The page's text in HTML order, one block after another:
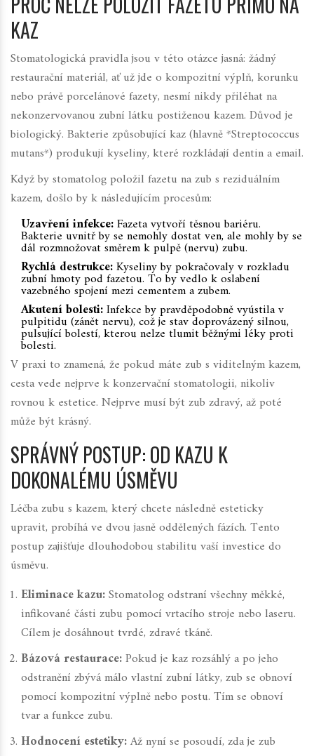
KAZ
Stomatologická pravidla jsou v této otázce jasná: žádný
restaurační materiál, ať už jde o kompozitní výplň, korunku
nebo právěporcelánové fazety, nesmí nikdy přiléhat na
nekonzervovanou zubní látku postiženou kazem. Důvod je
biologický. Bakterie způsobující kaz (hlavně *Streptococcus
mutans*) produkují kyseliny, které rozkládají dentin a email.
Když by stomatolog položil fazetu na zub s reziduálním
kazem, došlo by k následujícím procesům:
Uzavření infekce:Fazeta vytvoří těsnou bariéru.
Bakterie uvnitř by se nemohly dostat ven, ale mohly by se
dál rozmnožovat směrem k pulpě (nervu) zubu.
Rychlá destrukce:Kyseliny by pokračovaly v rozkladu
zubní hmoty pod fazetou. To by vedlo k oslabení
vazebného spojení mezi cementem a zubem.
Akutení bolesti:Infekce by pravděpodobně vyústila v
pulpitidu (zánět nervu), což je stav doprovázený silnou,
pulsující bolestí, kterou nelze tlumit běžnými léky proti
bolesti.
V praxi to znamená, že pokud máte zub s viditelným kazem,
cesta vede nejprve k konzervační stomatologii, nikoliv
rovnou k estetice. Nejprve musí být zub zdravý, až poté
může být krásný.
SPRÁVNÝ POSTUP: OD KAZU K
DOKONALÉMU ÚSMĚVU
Léčba zubu s kazem, který chcete následně esteticky
upravit, probíhá ve dvou jasně oddělených fázích. Tento
postup zajišťuje dlouhodobou stabilitu vaší investice do
úsměvu.
Eliminace kazu:Stomatolog odstraní všechny měkké,
infikované části zubu pomocí vrtacího stroje nebo laseru.
Cílem je dosáhnout tvrdé, zdravé tkáně.
Bázová restaurace:Pokud je kaz rozsáhlý a po jeho
odstranění zbývá málo vlastní zubní látky, zub se obnoví
pomocí kompozitní výplně nebo postu. Tím se obnoví
tvar a funkce zubu.
Hodnocení estetiky:Až nyní se posoudí, zda je zub